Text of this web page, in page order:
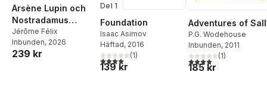
Arsène Lupin och
Nostradamus
hemlighet
Jérôme Félix
Inbunden, 2026
239 kr
Del 1
Foundation
Isaac Asimov
Häftad, 2016
4,0utav 5 stjärnor. Totalt antal röster:
(1)
139 kr
Adventures of
P.G. Wodehouse
Inbunden, 2011
4,0utav 5 stjärnor.
(1)
185 kr